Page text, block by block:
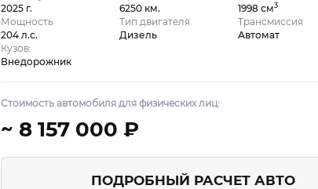
2025 г.
6250 км.
1998 см3
Мощность
204 л.с.
Тип двигателя
Дизель
Трансмиссия
Автомат
Кузов:
Внедорожник
Стоимость автомобиля для физических лиц:
~ 8 157 000 ₽
ПОДРОБНЫЙ РАСЧЕТ АВТО